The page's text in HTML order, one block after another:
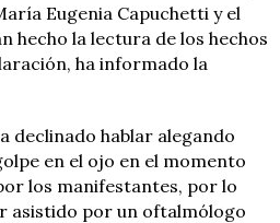
Eugenia Capuchetti y el
hecho la lectura de los hechos
ha informado la
declinado hablar alegando
en el ojo en el momento
los manifestantes, por lo
asistido por un oftalmólogo